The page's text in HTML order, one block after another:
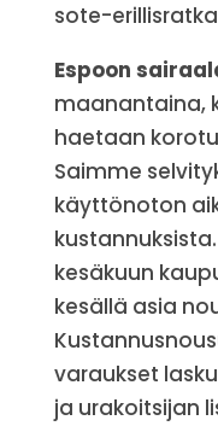
sote-
Espoon
maanantaina,
haetaan
Saimme
käyttönoton
kesäkuun
kesällä asia
varaukset
ja urakoitsijan